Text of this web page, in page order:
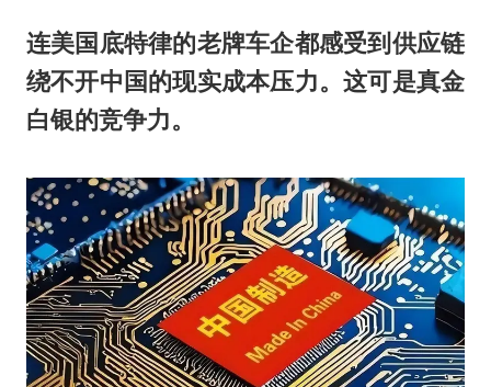
连美国底特律的老牌车企都感受到供应链
绕不开中国的现实成本压力。这可是真金
白银的竞争力。